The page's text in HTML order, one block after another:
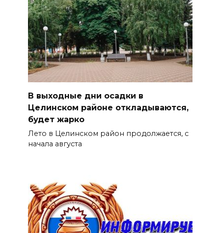
В выходные дни осадки в
Целинском районе откладываются,
будет жарко
Лето в Целинском район продолжается, с
начала августа